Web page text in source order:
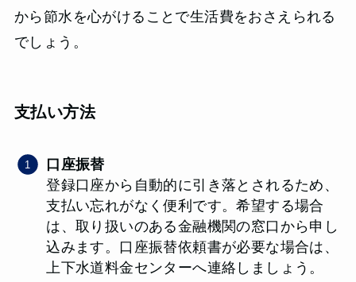
から節水を心がけることで生活費をおさえられる
でしょう。
支払い方法
口座振替
登録口座から自動的に引き落とされるため、
支払い忘れがなく便利です。希望する場合
は、取り扱いのある金融機関の窓口から申し
込みます。口座振替依頼書が必要な場合は、
上下水道料金センターへ連絡しましょう。